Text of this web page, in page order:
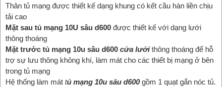
Thân tủ mạng được thiết kế dạng khung có kết cầu hàn liền chịu
tải cao
Mặt sau tủ mạng 10U sâu d600 được thiết kế với dạng lưới
thông thoáng
Mặt trước tủ mạng 10u sâu d600 cửa lưới thông thoáng để hỗ
trợ sự lưu thông không khí, làm mát cho các thiết bị mạng ở bên
trong tủ mạng
Hệ thống làm mát tủ mạng 10u sâu d600 gồm 1 quạt gắn nóc tủ.